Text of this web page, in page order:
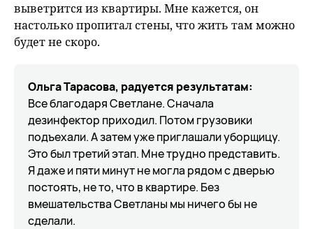
выветрится из квартиры. Мне кажется, он
настолько пропитал стены, что жить там можно
будет не скоро.
Ольга Тарасова, радуется результатам:
Все благодаря Светлане. Сначала
дезинфектор приходил. Потом грузовики
подъехали. А затем уже приглашали уборщицу.
Это был третий этап. Мне трудно представить.
Я даже и пяти минут не могла рядом с дверью
постоять, не то, что в квартире. Без
вмешательства Светланы мы ничего бы не
сделали.